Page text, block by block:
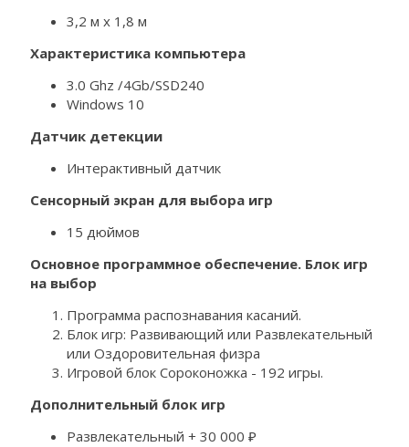
3,2 м х 1,8 м
Характеристика компьютера
3.0 Ghz /4Gb/SSD240
Windows 10
Датчик детекции
Интерактивный датчик
Сенсорный экран для выбора игр
15 дюймов
Основное программное обеспечение. Блок игр
на выбор
Программа распознавания касаний.
Блок игр: Развивающий или Развлекательный
или Оздоровительная физра
Игровой блок Сороконожка - 192 игры.
Дополнительный блок игр
Развлекательный + 30 000 ₽